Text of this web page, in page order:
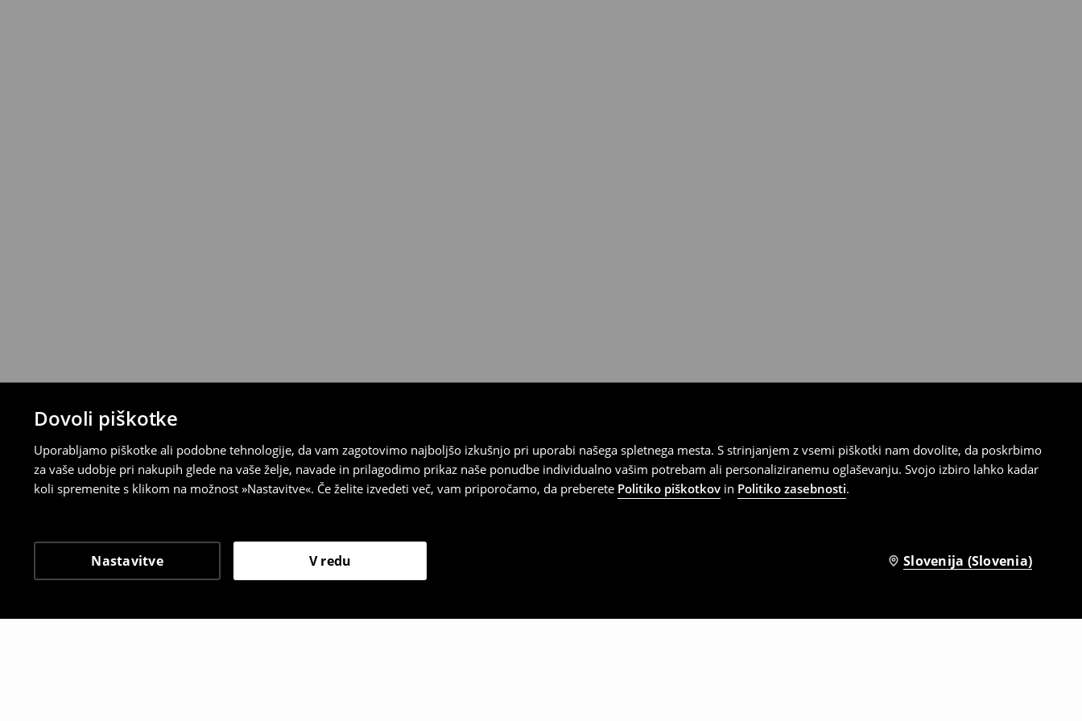
Dovoli piškotke
Uporabljamo piškotke ali podobne tehnologije, da vam zagotovimo najboljšo izkušnjo pri uporabi našega spletnega mesta. S strinjanjem z vsemi piškotki nam dovolite, da poskrbimo
za vaše udobje pri nakupih glede na vaše želje, navade in prilagodimo prikaz naše ponudbe individualno vašim potrebam ali personaliziranemu oglaševanju. Svojo izbiro lahko kadar
koli spremenite s klikom na možnost »Nastavitve«. Če želite izvedeti več, vam priporočamo, da preberete Politiko piškotkov in Politiko zasebnosti.
Nastavitve V redu Slovenija (Slovenia)